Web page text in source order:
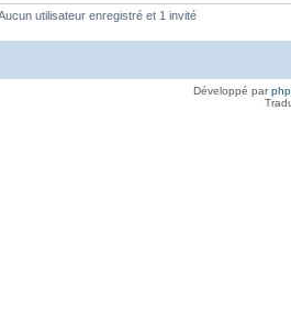
utilisateur enregistré et 1 invité
Développé par